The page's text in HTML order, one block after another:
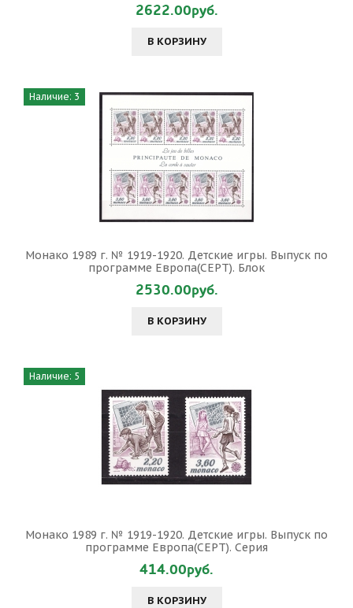
2622.00руб.
В КОРЗИНУ
Наличие: 3
Монако 1989 г. № 1919-1920. Детские игры. Выпуск по
программе Европа(СЕРТ). Блок
2530.00руб.
В КОРЗИНУ
Наличие: 5
Монако 1989 г. № 1919-1920. Детские игры. Выпуск по
программе Европа(СЕРТ). Серия
414.00руб.
В КОРЗИНУ